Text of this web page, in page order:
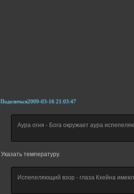
Поделиться2009-03-16 21:03:47
Аура огня - Бога окружает аура
Указать температуру.
Испепеляющий взор - глаза Кхейна